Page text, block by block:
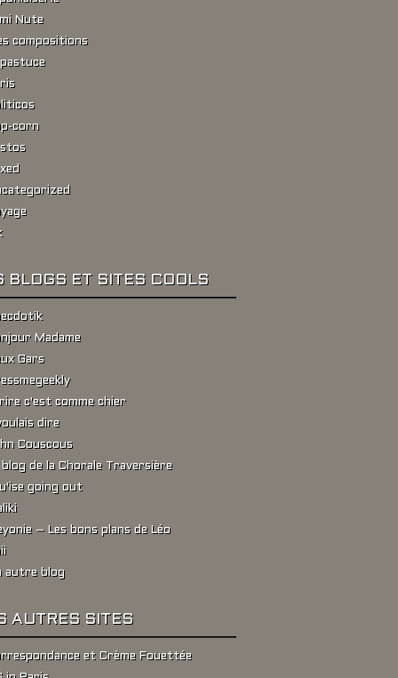
Nute
compositions
corn
BLOGS ET SITES COOLS
Madame
Gars
c'est comme chier
dire
Couscous
blog de la Chorale Traversière
going out
– Les bons plans de Léo
autre blog
AUTRES SITES
et Crème Fouettée